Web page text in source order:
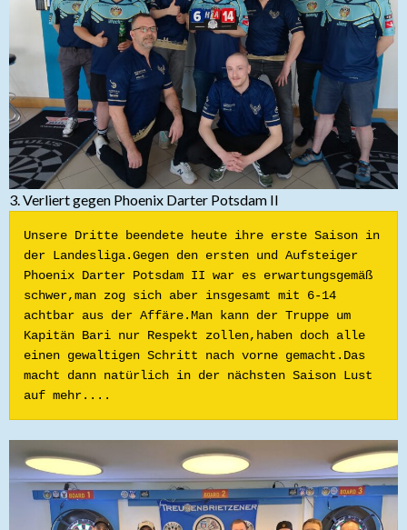
3. Verliert gegen Phoenix Darter Potsdam II
Unsere Dritte beendete heute ihre erste Saison in
der Landesliga.Gegen den ersten und Aufsteiger
Phoenix Darter Potsdam II war es erwartungsgemäß
schwer,man zog sich aber insgesamt mit 6-14
achtbar aus der Affäre.Man kann der Truppe um
Kapitän Bari nur Respekt zollen,haben doch alle
einen gewaltigen Schritt nach vorne gemacht.Das
macht dann natürlich in der nächsten Saison Lust
auf mehr....